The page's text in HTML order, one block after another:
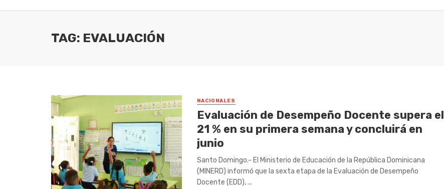
TAG: EVALUACIÓN
NACIONALES
Evaluación de Desempeño Docente supera el
21 % en su primera semana y concluirá en
junio
Santo Domingo.- El Ministerio de Educación de la República Dominicana
(MINERD) informó que la sexta etapa de la Evaluación de Desempeño
Docente (EDD), ...